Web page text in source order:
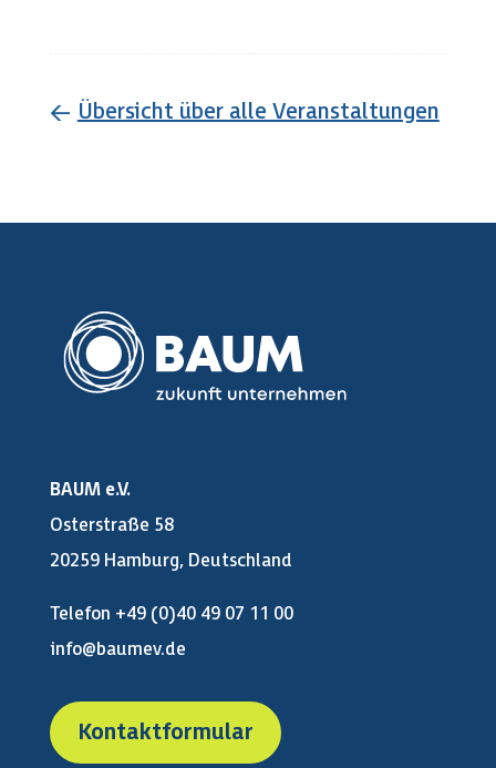
← Übersicht über alle Veranstaltungen
BAUM e.V.
Osterstraße 58
20259 Hamburg, Deutschland
Telefon +49 (0)40 49 07 11 00
info@baumev.de
Kontaktformular